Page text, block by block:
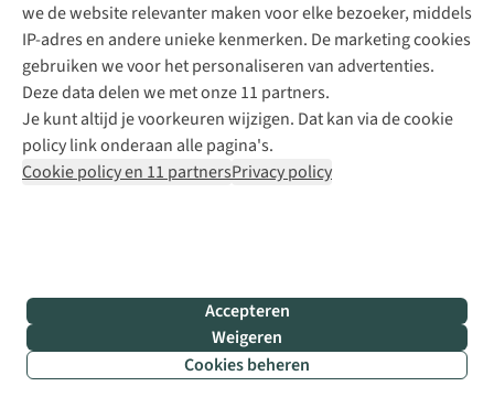
we de website relevanter maken voor elke bezoeker, middels
IP-adres en andere unieke kenmerken. De marketing cookies
gebruiken we voor het personaliseren van advertenties.
Deze data delen we met onze 11 partners.
Je kunt altijd je voorkeuren wijzigen. Dat kan via de cookie
policy link onderaan alle pagina's.
Cookie policy en 11 partnersPrivacy policy
Accepteren
Weigeren
Cookies beheren
Bever
B.V.